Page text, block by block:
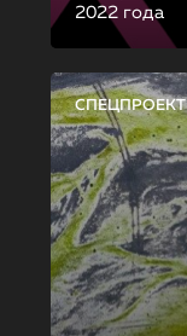
2022 года
СПЕЦПРОЕКТ